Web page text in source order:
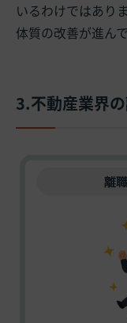
いるわけではあり
体質の改善が進ん
3.不動産業界